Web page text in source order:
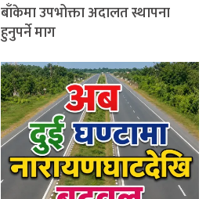
बाँकेमा उपभोक्ता अदालत स्थापना
हुनुपर्ने माग